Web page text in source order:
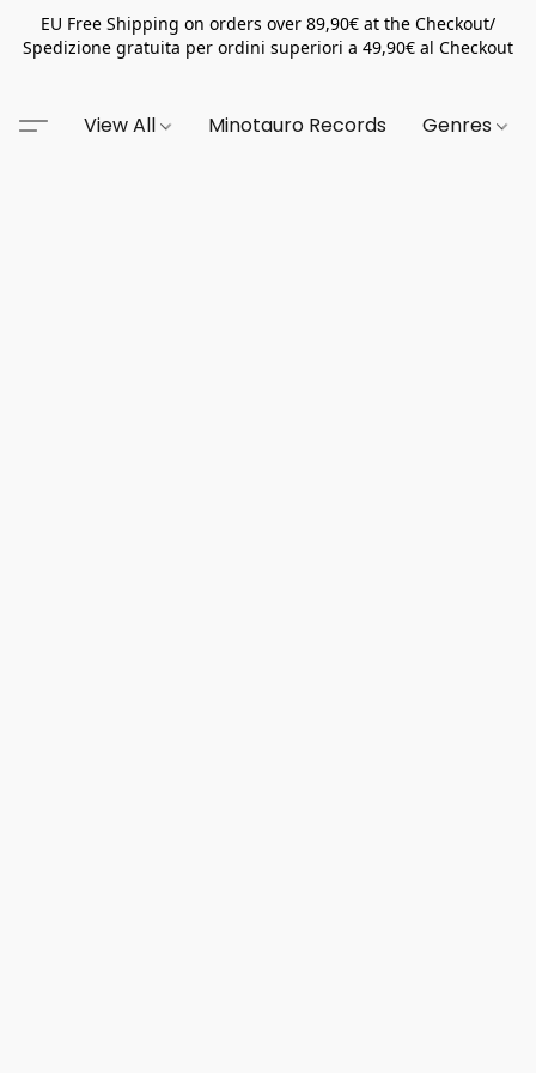
EU Free Shipping on orders over 89,90€ at the Checkout/
Spedizione gratuita per ordini superiori a 49,90€ al Checkout
View All Minotauro Records Genres